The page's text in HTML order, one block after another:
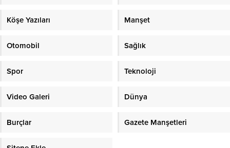
Köşe Yazıları Manşet
Otomobil Sağlık
Spor Teknoloji
Video Galeri Dünya
Burçlar Gazete Manşetleri